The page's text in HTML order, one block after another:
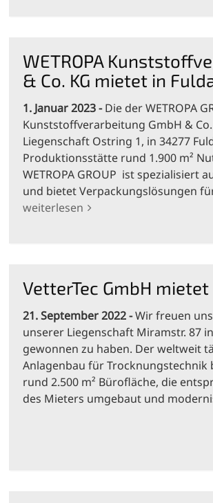
WETROPA
& Co. KG mietet in
1. Januar 2023
Die der WETROPA
Kunststoffverarbeitung GmbH &
Liegenschaft Ostring 1, in 34277
Produktionsstätte rund 1.900 m²
WETROPA GROUP ist spezialisiert
und bietet Verpackungslösungen
weiterlesen
VetterTec GmbH mietet
21. September 2022 Wir freuen
unserer Liegenschaft Miramstr. 87
gewonnen zu haben. Der weltweit
Anlagenbau für Trocknungstechnik
rund 2.500 m² Bürofläche, die
des Mieters umgebaut und